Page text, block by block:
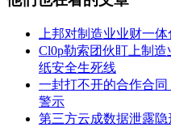
上邦对制造业业财一
Cl0p勒索团伙盯上制造
纸安全生死线
一封打不开的合作合
警示
第三方云成数据泄露